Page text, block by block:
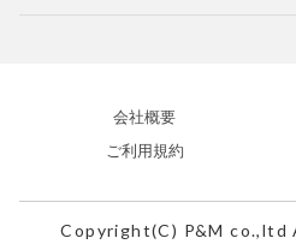
会社概要
ご利用規約
Copyright(C) P&M co.,ltd